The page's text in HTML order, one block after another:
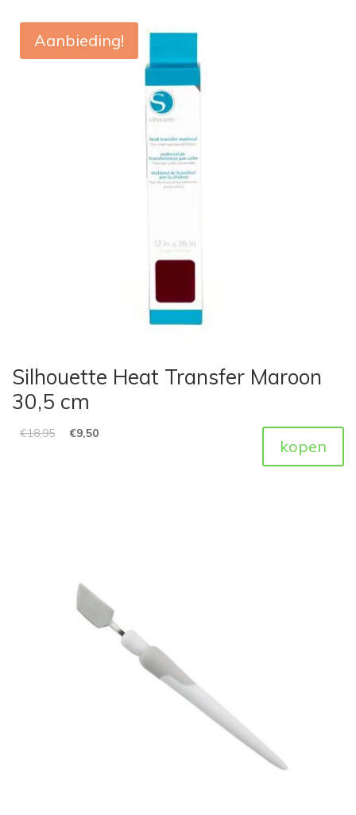
Aanbieding!
Silhouette Heat Transfer Maroon
30,5 cm
€18,95 €9,50
kopen